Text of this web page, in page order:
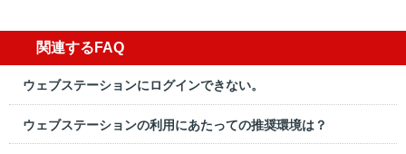
関連するFAQ
ウェブステーションにログインできない。
ウェブステーションの利用にあたっての推奨環境は？